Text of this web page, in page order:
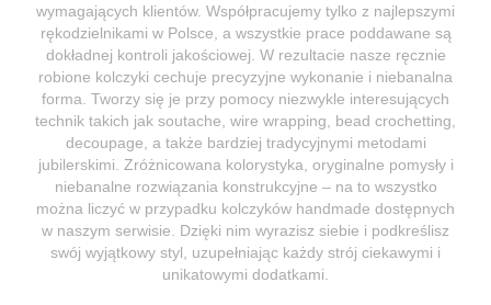
wymagających klientów. Współpracujemy tylko z najlepszymi
rękodzielnikami w Polsce, a wszystkie prace poddawane są
dokładnej kontroli jakościowej. W rezultacie nasze ręcznie
robione kolczyki cechuje precyzyjne wykonanie i niebanalna
forma. Tworzy się je przy pomocy niezwykle interesujących
technik takich jak soutache, wire wrapping, bead crochetting,
decoupage, a także bardziej tradycyjnymi metodami
jubilerskimi. Zróżnicowana kolorystyka, oryginalne pomysły i
niebanalne rozwiązania konstrukcyjne – na to wszystko
można liczyć w przypadku kolczyków handmade dostępnych
w naszym serwisie. Dzięki nim wyrazisz siebie i podkreślisz
swój wyjątkowy styl, uzupełniając każdy strój ciekawymi i
unikatowymi dodatkami.